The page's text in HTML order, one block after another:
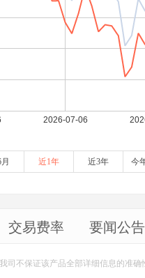
近1年 近3年 今
交易费率 要闻公告
司不保证该产品全部详细信息的准